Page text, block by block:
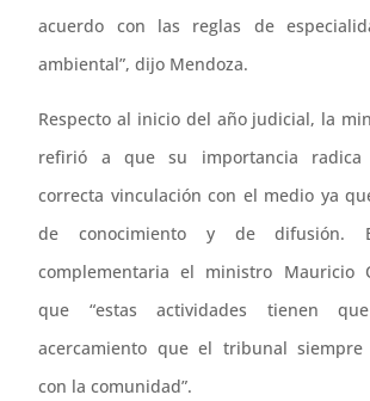
acuerdo con las reglas de
ambiental”, dijo Mendoza.
Respecto al inicio del año judicial, la
refirió a que su importancia
correcta vinculación con el medio ya
de conocimiento y de difusión.
complementaria el ministro Mauricio
que “estas actividades tienen
acercamiento que el tribunal
con la comunidad”.